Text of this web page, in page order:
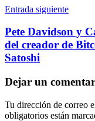
Entrada siguiente
Pete Davidson y
del creador de
Satoshi
Dejar un
Tu dirección de correo
obligatorios están